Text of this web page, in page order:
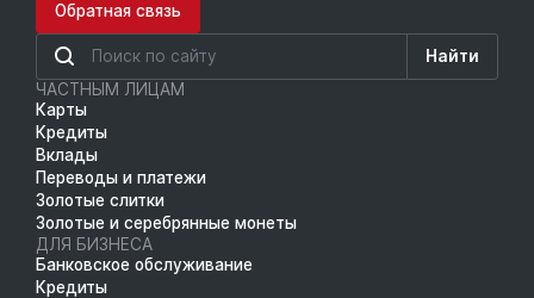
Обратная связь
Найти
ЧАСТНЫМ ЛИЦАМ
Карты
Кредиты
Вклады
Переводы и платежи
Золотые слитки
Золотые и серебрянные монеты
ДЛЯ БИЗНЕСА
Банковское обслуживание
Кредиты